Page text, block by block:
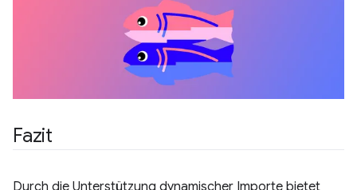
Fazit
Durch die Unterstützung dynamischer Importe bietet